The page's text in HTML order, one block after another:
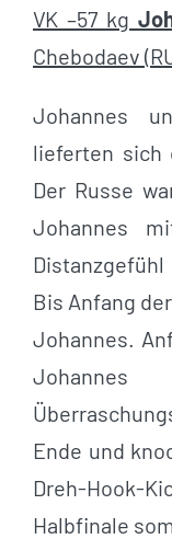
VK –57 kg
Chebodaev
Johannes
lieferten sich
Der Russe
Johannes
Bis Anfang
Johannes.
Ende und
Dreh-Hook-
Halbfinale